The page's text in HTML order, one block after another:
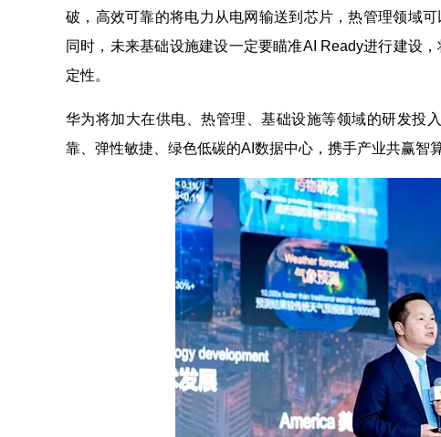
破，高效可靠的将电力从电网输送到芯片，热管理领域
同时，未来基础设施建设一定要瞄准AI Ready进行建设
定性。
华为将加大在供电、热管理、基础设施等领域的研发投
靠、弹性敏捷、绿色低碳的AI数据中心，携手产业共赢智